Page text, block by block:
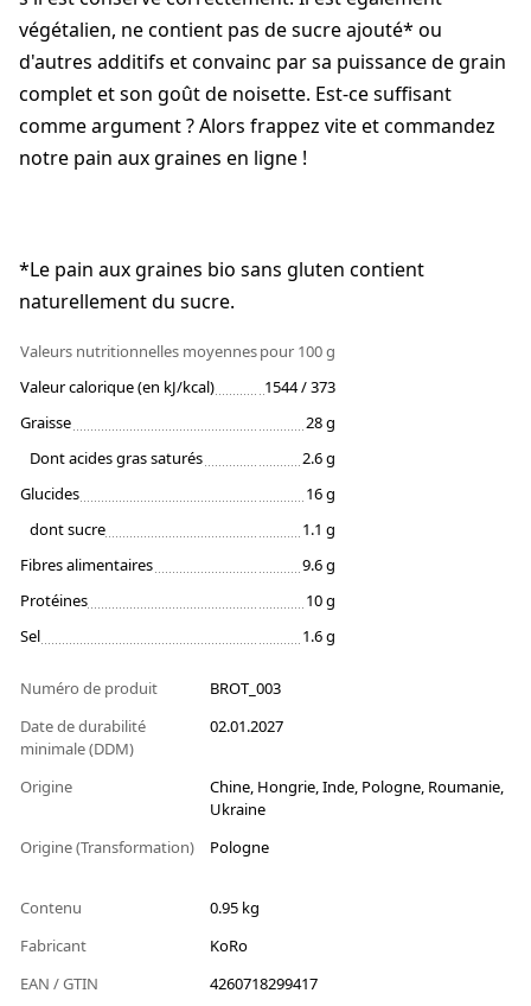
végétalien, ne contient pas de sucre ajouté* ou
d'autres additifs et convainc par sa puissance de grain
complet et son goût de noisette. Est-ce suffisant
comme argument ? Alors frappez vite et commandez
notre pain aux graines en ligne !
*Le pain aux graines bio sans gluten contient
naturellement du sucre.
Valeurs nutritionnelles moyennespour 100 g
Valeur calorique (en kJ/kcal)
1544 / 373
Graisse
28 g
Dont acides gras saturés
2.6 g
Glucides
16 g
dont sucre
1.1 g
Fibres alimentaires
9.6 g
Protéines
10 g
Sel
1.6 g
Numéro de produit
BROT_003
Date de durabilité
minimale (DDM)
02.01.2027
Origine
Chine, Hongrie, Inde, Pologne, Roumanie,
Ukraine
Origine (Transformation)
Pologne
Contenu
0.95 kg
Fabricant
KoRo
EAN / GTIN
4260718299417